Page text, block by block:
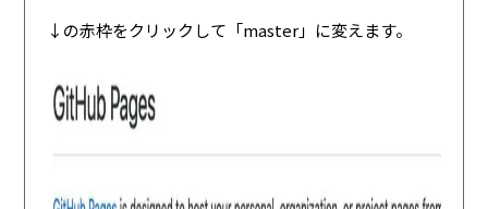
↓の赤枠をクリックして「master」に変えます。